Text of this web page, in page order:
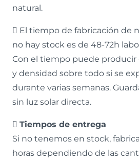
natural.
El tiempo de fabricación de
no hay stock es de 48-72h
Con el tiempo puede producir
y densidad sobre todo si se
durante varias semanas.
sin luz solar directa.
Tiempos de entrega
Si no tenemos en stock,
horas dependiendo de las